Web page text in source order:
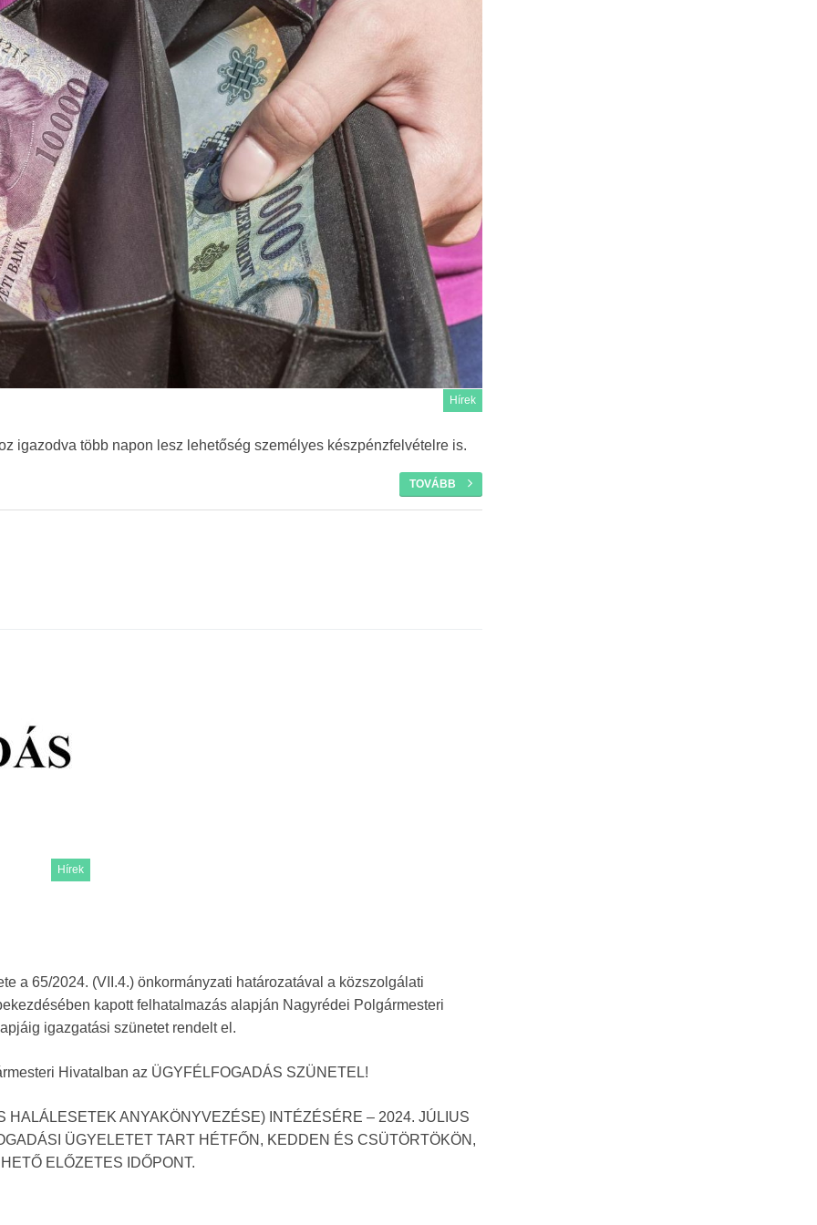
Hírek
igazodva több napon lesz lehetőség személyes készpénzfelvételre is.
TOVÁBB
Hírek
a 65/2024. (VII.4.) önkormányzati határozatával a közszolgálati
kapott felhatalmazás alapján Nagyrédei Polgármesteri
igazgatási szünetet rendelt el.
Hivatalban az ÜGYFÉLFOGADÁS SZÜNETEL!
ANYAKÖNYVEZÉSE) INTÉZÉSÉRE – 2024. JÚLIUS
ÜGYELETET TART HÉTFŐN, KEDDEN ÉS CSÜTÖRTÖKÖN,
ELŐZETES IDŐPONT.